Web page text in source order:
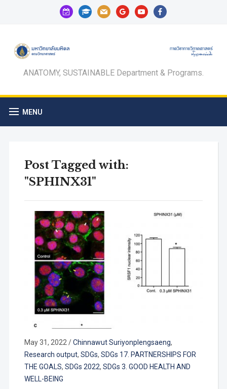
calendar-
check-
graduation-
cap
mail googleyoutubefacebook
ANATOMY, SUSTAINABLE Department & Programs.
MENU
Post Tagged with:
"SPHINX31"
May 31, 2022 /Chinnawut Suriyonplengsaeng,
Research output, SDGs, SDGs 17. PARTNERSHIPS FOR
THE GOALS, SDGs 2022, SDGs 3. GOOD HEALTH AND
WELL-BEING